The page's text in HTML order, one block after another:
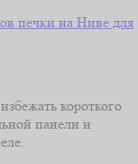
печки на Ниве для
короткого
панели и